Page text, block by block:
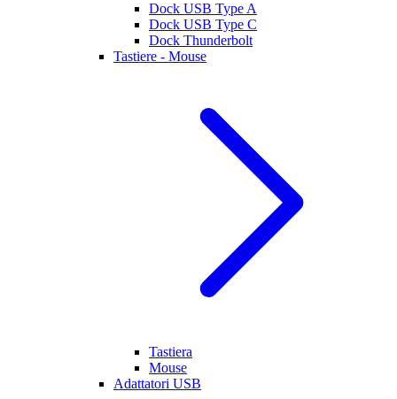
Dock USB Type A
Dock USB Type C
Dock Thunderbolt
Tastiere - Mouse
Tastiera
Mouse
Adattatori USB